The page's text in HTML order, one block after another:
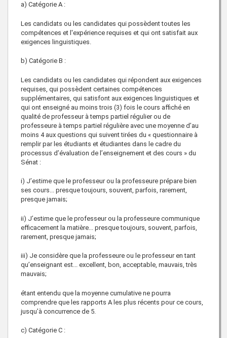
a) Catégorie A :
Les candidats ou les candidates qui possèdent toutes les
compétences et l'expérience requises et qui ont satisfait aux
exigences linguistiques.
b) Catégorie B :
Les candidats ou les candidates qui répondent aux exigences
requises, qui possèdent certaines compétences
supplémentaires, qui satisfont aux exigences linguistiques et
qui ont enseigné au moins trois (3) fois le cours affiché en
qualité de professeur à temps partiel régulier ou de
professeure à temps partiel régulière avec une moyenne d’au
moins 4 aux questions qui suivent tirées du « questionnaire à
remplir par les étudiants et étudiantes dans le cadre du
processus d’évaluation de l’enseignement et des cours » du
Sénat :
i) J’estime que le professeur ou la professeure prépare bien
ses cours... presque toujours, souvent, parfois, rarement,
presque jamais;
ii) J’estime que le professeur ou la professeure communique
efficacement la matière... presque toujours, souvent, parfois,
rarement, presque jamais;
iii) Je considère que la professeure ou le professeur en tant
qu’enseignant est... excellent, bon, acceptable, mauvais, très
mauvais;
étant entendu que la moyenne cumulative ne pourra
comprendre que les rapports A les plus récents pour ce cours,
jusqu’à concurrence de 5.
c) Catégorie C :